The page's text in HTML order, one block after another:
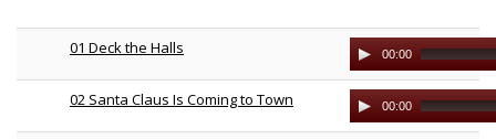
01 Deck the Halls
Audio
Player
00:00
02 Santa Claus Is Coming to Town
Audio
Player
00:00